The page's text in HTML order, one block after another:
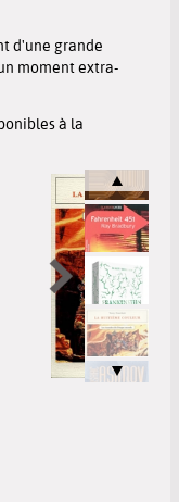
d'une grande
moment extra-
à la